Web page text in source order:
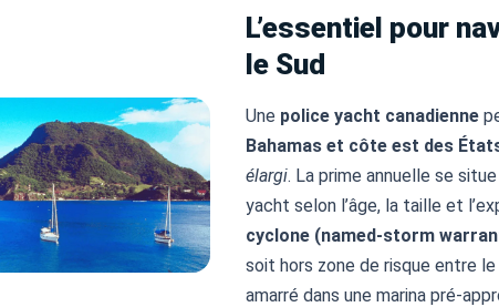
L’essentiel pour
le Sud
Une police yacht canadienne
Bahamas et côte est des
élargi. La prime annuelle se
yacht selon l’âge, la taille et
cyclone (named-storm
soit hors zone de risque entre
amarré dans une marina pré-